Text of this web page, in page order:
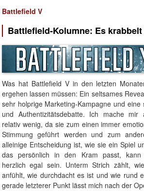
Battlefield V
Battlefield-Kolumne: Es
Was hat Battlefield V in den letzten
ergehen lassen müssen: Ein seltsames
sehr holprige Marketing-Kampagne und eine
und Authentizitätsdebatte. Ich mache mir
relativ wenig, da sie zum einen immer
Stimmung geführt werden und zum
alleinige Entscheidung ist, wie sie ein Spiel
das persönlich in den Kram passt, kann
herzlich egal sein. Unterm Strich zählt,
anfühlt, wie durchdacht es ist und wie rund
gerade letzterer Punkt lässt mich nach der